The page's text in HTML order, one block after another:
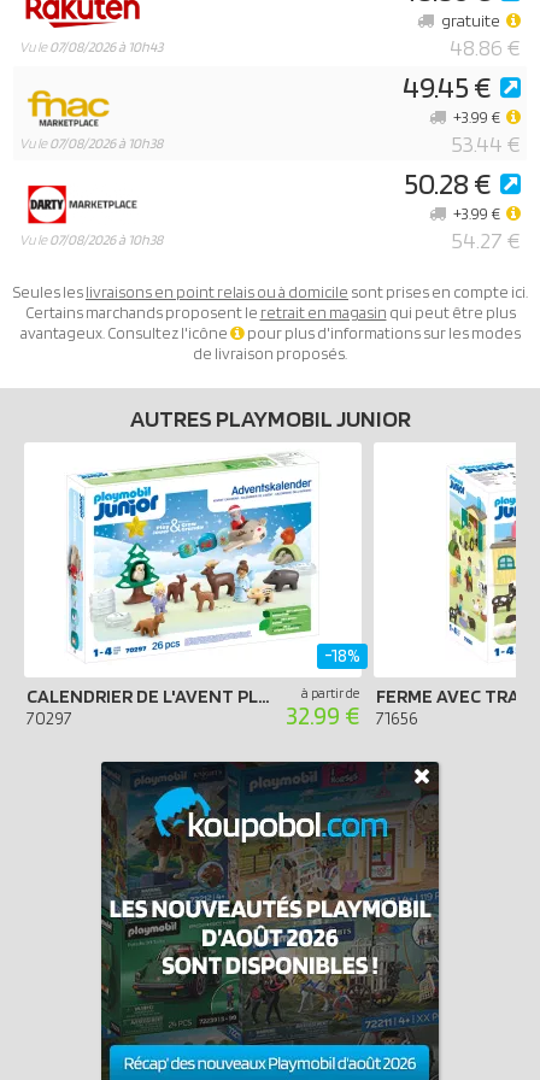
Vu le07/08/2026 à 10h43 48.86 €
gratuite
Vu le07/08/2026 à 10h38
49.45 €
53.44 €
+3.99 €
Vu le07/08/2026 à 10h38
50.28 €
54.27 €
+3.99 €
Seules leslivraisons en point relais ou à domicile sont prises en compte ici.
Certains marchands proposent le retrait en magasin qui peut être plus
avantageux. Consultez l'icône
pour plus d'informations sur les modes
de livraison proposés.
AUTRES PLAYMOBIL JUNIOR
CALENDRIER DE L'AVENT PLAYMOBIL 2024 - JUNIOR LES ANIMAUX DE LA FORÊT
70297
à partir de
32.99 €
-18%
71656